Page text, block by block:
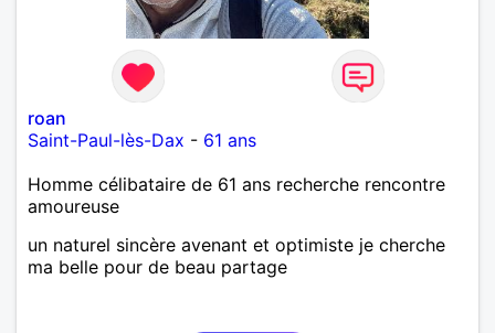
roan
Saint-Paul-lès-Dax - 61 ans
Homme célibataire de 61 ans recherche rencontre
amoureuse
un naturel sincère avenant et optimiste je cherche
ma belle pour de beau partage